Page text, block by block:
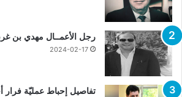
رجل الأعمــال مهدي بن
2024-02-17
تفاصيل إحباط عمليّة فرار